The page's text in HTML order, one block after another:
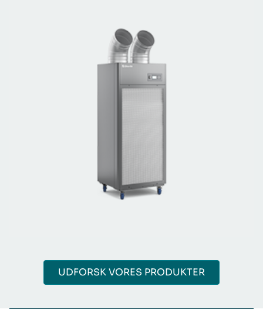
UDFORSK VORES PRODUKTER